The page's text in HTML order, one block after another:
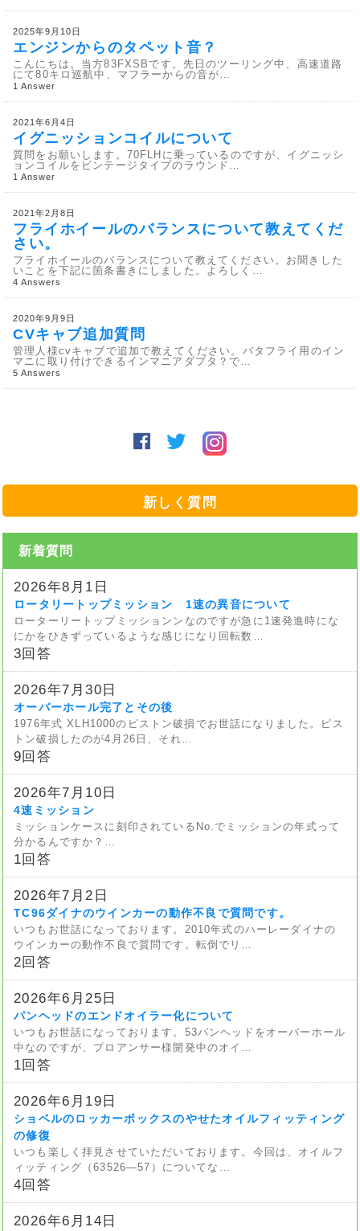
2025年9月10日
エンジンからのタペット音？
こんにちは。当方83FXSBです。先日のツーリング中、高速道路
にて80キロ巡航中、マフラーからの音が…
1 Answer
2021年6月4日
イグニッションコイルについて
質問をお願いします。70FLHに乗っているのですが、イグニッシ
ョンコイルをビンテージタイプのラウンド…
1 Answer
2021年2月8日
フライホイールのバランスについて教えてくだ
さい。
フライホイールのバランスについて教えてください。お聞きした
いことを下記に箇条書きにしました。よろしく…
4 Answers
2020年9月9日
CVキャブ追加質問
管理人様cvキャブで追加で教えてください。バタフライ用のイン
マニに取り付けできるインマニアダプタ？で…
5 Answers
新しく質問
新着質問
2026年8月1日
ロータリートップミッション 1速の異音について
ローターリートップミッションンなのですが急に1速発進時にな
にかをひきずっているような感じになり回転数…
3回答
2026年7月30日
オーバーホール完了とその後
1976年式 XLH1000のピストン破損でお世話になりました。ピス
トン破損したのが4月26日、それ…
9回答
2026年7月10日
4速ミッション
ミッションケースに刻印されているNo.でミッションの年式って
分かるんですか？…
1回答
2026年7月2日
TC96ダイナのウインカーの動作不良で質問です。
いつもお世話になっております。2010年式のハーレーダイナの
ウインカーの動作不良で質問です。転倒でリ…
2回答
2026年6月25日
パンヘッドのエンドオイラー化について
いつもお世話になっております。53パンヘッドをオーバーホール
中なのですが、プロアンサー様開発中のオイ…
1回答
2026年6月19日
ショベルのロッカーボックスのやせたオイルフィッティング
の修復
いつも楽しく拝見させていただいております。今回は、オイルフ
ィッティング（63526—57）についてな…
4回答
2026年6月14日